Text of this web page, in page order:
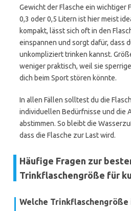
Gewicht der Flasche ein wichtiger
0,3 oder 0,5 Litern ist hier meist
kompakt, lässt sich oft in den
einspannen und sorgt dafür, dass
unkompliziert trinken kannst.
weniger praktisch, weil sie
dich beim Sport stören könnte.
In allen Fällen solltest du die
individuellen Bedürfnisse und die
abstimmen. So bleibt die
dass die Flasche zur Last wird.
Häufige Fragen zur
Trinkflaschengröße für
Welche